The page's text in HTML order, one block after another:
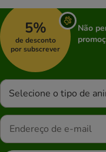
5%
de desconto
por subscrever
Não
Selecione o tipo de